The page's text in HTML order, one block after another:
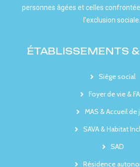
personnes âgées et celles
l’exclusion sociale.
ÉTABLISSEMENTS
Siège social
Foyer de vie &
MAS & Accueil de
SAVA & Habitat
SAD
Résidence